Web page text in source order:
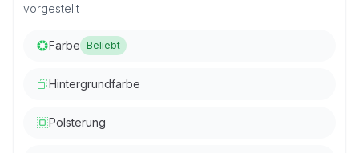
vorgestellt
Farbe Beliebt
Hintergrundfarbe
Polsterung